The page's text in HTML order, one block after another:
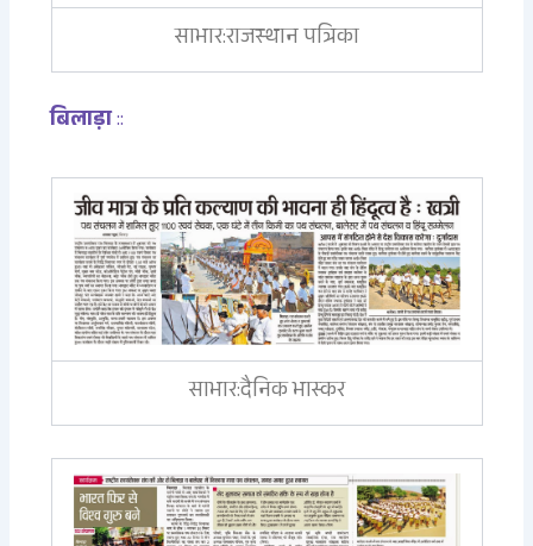
साभार:राजस्थान पत्रिका
बिलाड़ा::
साभार:दैनिक भास्कर